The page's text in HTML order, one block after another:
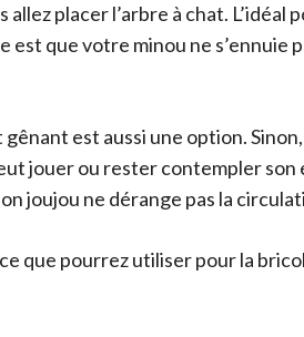
placer l’arbre à chat. L’idéal
est que votre minou ne s’ennuie
gênant est aussi une option.
jouer ou rester contempler
joujou ne dérange pas la
que pourrez utiliser pour la